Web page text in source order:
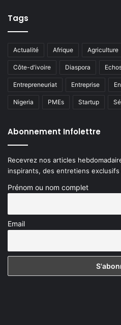
Tags
Actualité Afrique Agriculture
Côte-d'ivoire Diaspora
Entrepreneuriat Entreprise
Nigeria PMEs Startup
Abonnement Infolettre
Recevrez nos articles
inspirants, des entretiens
Prénom ou nom complet
Email